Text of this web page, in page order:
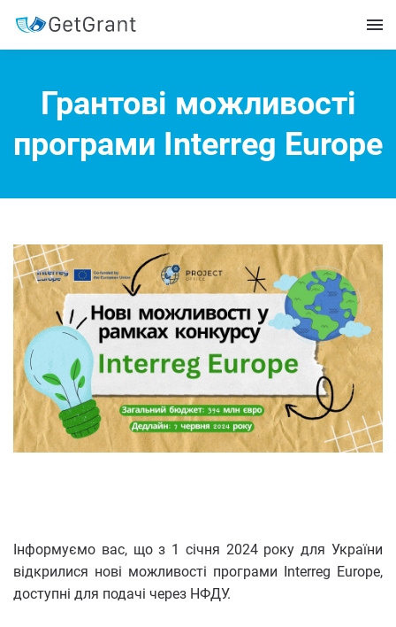
Грантові можливості
програми Interreg Europe
Інформуємо вас, що з 1 січня 2024 року для України
відкрилися нові можливості програми Interreg Europe,
доступні для подачі через НФДУ.